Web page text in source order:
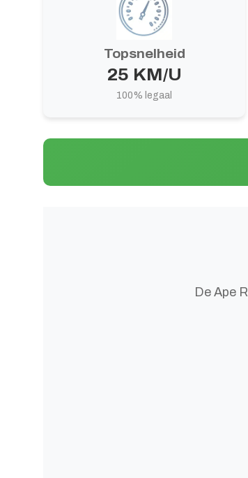
Topsnelheid
25 KM/U
100% legaal
De Ape